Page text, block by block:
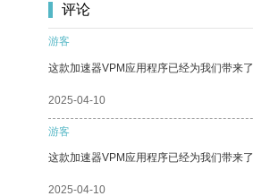
评论
游客
这款加速器VPM应用程序已经为我们带来
2025-04-10
游客
这款加速器VPM应用程序已经为我们带来
2025-04-10